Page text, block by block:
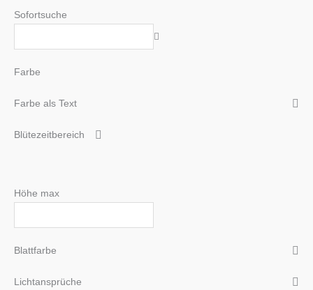
Sofortsuche
Farbe
Farbe als Text
Blütezeitbereich
Höhe max
Blattfarbe
Lichtansprüche